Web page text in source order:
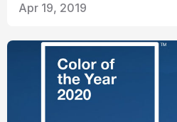
Nuevo producto
Certificado
Catalogar
Apr 19, 2019